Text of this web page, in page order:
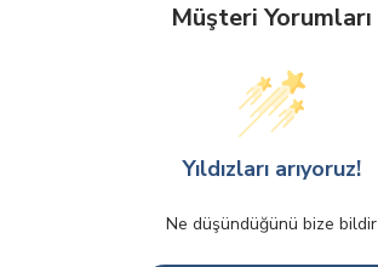
Müşteri Yorumları
Yıldızları arıyoruz!
Ne düşündüğünü bize bildir